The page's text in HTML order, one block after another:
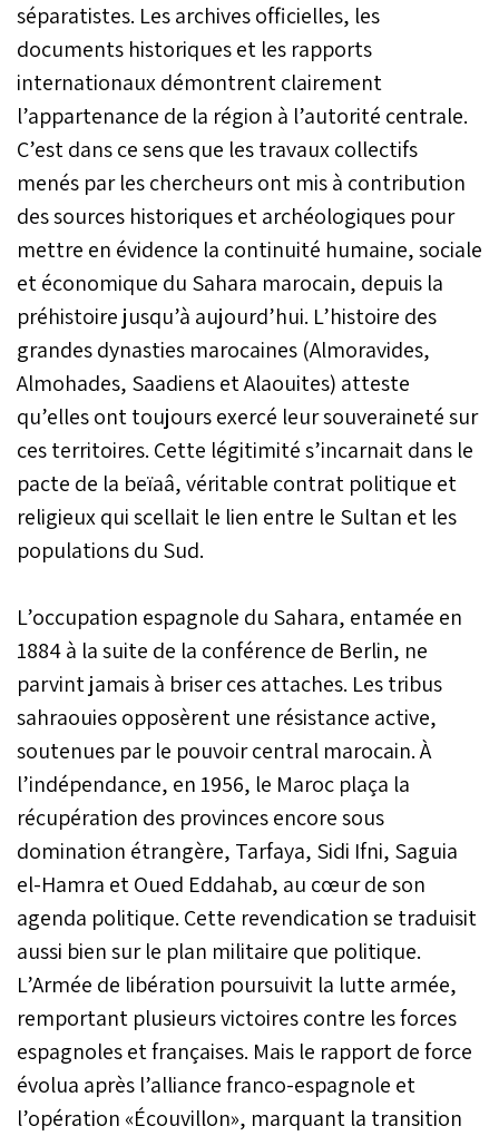
séparatistes. Les archives officielles, les
documents historiques et les rapports
internationaux démontrent clairement
l’appartenance de la région à l’autorité centrale.
C’est dans ce sens que les travaux collectifs
menés par les chercheurs ont mis à contribution
des sources historiques et archéologiques pour
mettre en évidence la continuité humaine, sociale
et économique du Sahara marocain, depuis la
préhistoire jusqu’à aujourd’hui. L’histoire des
grandes dynasties marocaines (Almoravides,
Almohades, Saadiens et Alaouites) atteste
qu’elles ont toujours exercé leur souveraineté sur
ces territoires. Cette légitimité s’incarnait dans le
pacte de la beïaâ, véritable contrat politique et
religieux qui scellait le lien entre le Sultan et les
populations du Sud.
L’occupation espagnole du Sahara, entamée en
1884 à la suite de la conférence de Berlin, ne
parvint jamais à briser ces attaches. Les tribus
sahraouies opposèrent une résistance active,
soutenues par le pouvoir central marocain. À
l’indépendance, en 1956, le Maroc plaça la
récupération des provinces encore sous
domination étrangère, Tarfaya, Sidi Ifni, Saguia
el-Hamra et Oued Eddahab, au cœur de son
agenda politique. Cette revendication se traduisit
aussi bien sur le plan militaire que politique.
L’Armée de libération poursuivit la lutte armée,
remportant plusieurs victoires contre les forces
espagnoles et françaises. Mais le rapport de force
évolua après l’alliance franco-espagnole et
l’opération «Écouvillon», marquant la transition